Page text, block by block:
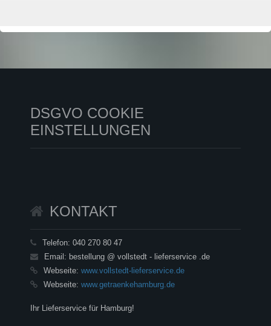
DSGVO COOKIE
EINSTELLUNGEN
KONTAKT
Telefon: 040 270 80 47
Email: bestellung @ vollstedt - lieferservice .de
Webseite: www.vollstedt-lieferservice.de
Webseite: www.getraenkehamburg.de
Ihr Lieferservice für Hamburg!